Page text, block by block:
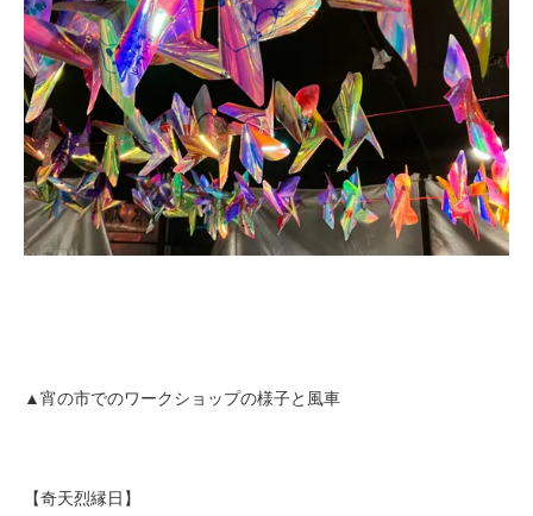
▲宵の市でのワークショップの様子と風車
【奇天烈縁日】